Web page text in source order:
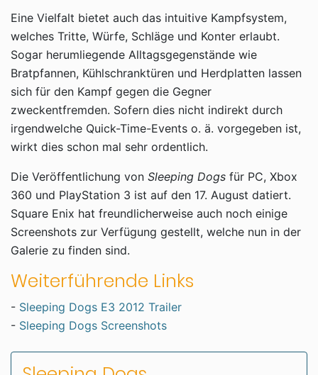
Eine Vielfalt bietet auch das intuitive Kampfsystem,
welches Tritte, Würfe, Schläge und Konter erlaubt.
Sogar herumliegende Alltagsgegenstände wie
Bratpfannen, Kühlschranktüren und Herdplatten lassen
sich für den Kampf gegen die Gegner
zweckentfremden. Sofern dies nicht indirekt durch
irgendwelche Quick-Time-Events o. ä. vorgegeben ist,
wirkt dies schon mal sehr ordentlich.
Die Veröffentlichung von Sleeping Dogs für PC, Xbox
360 und PlayStation 3 ist auf den 17. August datiert.
Square Enix hat freundlicherweise auch noch einige
Screenshots zur Verfügung gestellt, welche nun in der
Galerie zu finden sind.
Weiterführende Links
- Sleeping Dogs E3 2012 Trailer
- Sleeping Dogs Screenshots